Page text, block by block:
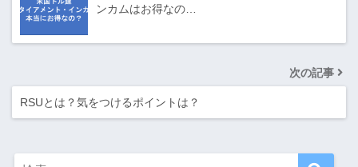
ンカムはお得なの…
次の記事
RSUとは？気をつけるポイントは？